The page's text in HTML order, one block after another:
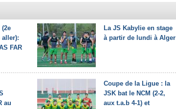
(2e
FAR
La JS Kabylie en stage
à partir de lundi à Alger
au
Coupe de la Ligue : la
JSK bat le NCM (2-2,
aux t.a.b 4-1) et